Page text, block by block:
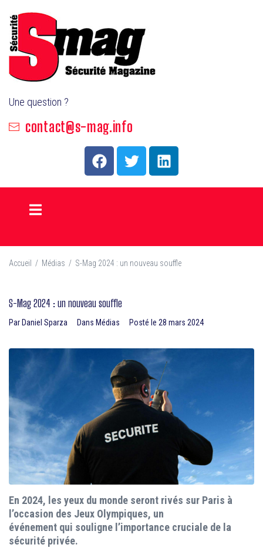
Une question ?
contact@s-mag.info
Accueil / Médias / S-Mag 2024 : un nouveau souffle
S-Mag 2024 : un nouveau souffle
Par Daniel Sparza Dans Médias Posté le 28 mars 2024
En 2024, les yeux du monde seront rivés sur Paris à
l’occasion des Jeux Olympiques, un
événement qui souligne l’importance cruciale de la
sécurité privée.